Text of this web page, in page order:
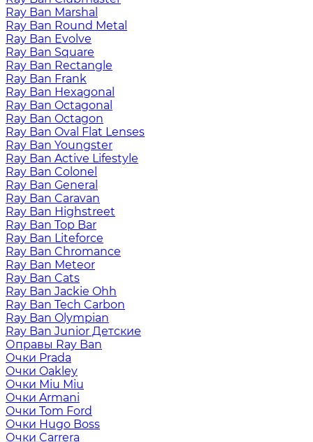
Ray Ban Marshal
Ray Ban Round Metal
Ray Ban Evolve
Ray Ban Square
Ray Ban Rectangle
Ray Ban Frank
Ray Ban Hexagonal
Ray Ban Octagonal
Ray Ban Octagon
Ray Ban Oval Flat Lenses
Ray Ban Youngster
Ray Ban Active Lifestyle
Ray Ban Colonel
Ray Ban General
Ray Ban Caravan
Ray Ban Highstreet
Ray Ban Top Bar
Ray Ban Liteforce
Ray Ban Chromance
Ray Ban Meteor
Ray Ban Cats
Ray Ban Jackie Ohh
Ray Ban Tech Carbon
Ray Ban Olympian
Ray Ban Junior Детские
Оправы Ray Ban
Очки Prada
Очки Oakley
Очки Miu Miu
Очки Armani
Очки Tom Ford
Очки Hugo Boss
Очки Carrera